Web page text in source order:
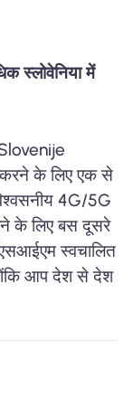
स्लोवेनिया में
के लिए एक से
4G/5G
के लिए बस दूसरे
स्वचालित
आप देश से देश